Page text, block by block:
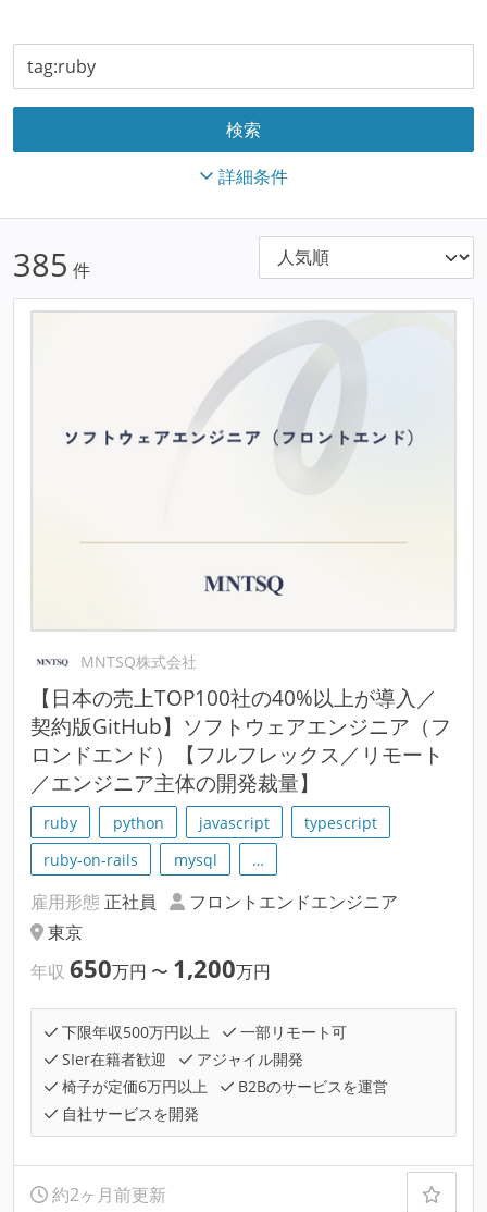
詳細条件
385 件
MNTSQ株式会社
【日本の売上TOP100社の40%以上が導入／
契約版GitHub】ソフトウェアエンジニア（フ
ロンドエンド）【フルフレックス／リモート
／エンジニア主体の開発裁量】
ruby python javascript
typescript
ruby-on-rails
mysql …
雇用形態 正社員
フロントエンドエンジニア
東京
年収 650万円 〜 1,200万円
下限年収500万円以上
一部リモート可
SIer在籍者歓迎
アジャイル開発
椅子が定価6万円以上
B2Bのサービスを運営
自社サービスを開発
約2ヶ月前更新